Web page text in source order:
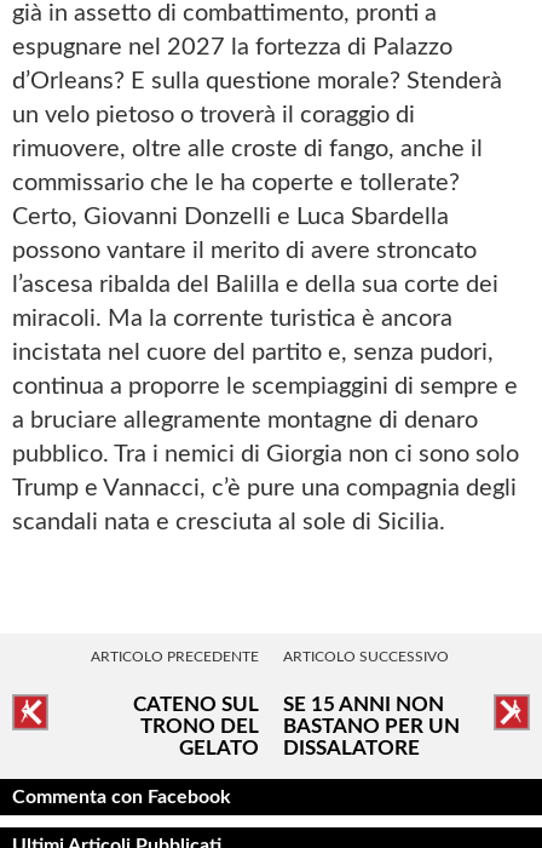
già in assetto di combattimento, pronti a
espugnare nel 2027 la fortezza di Palazzo
d’Orleans? E sulla questione morale? Stenderà
un velo pietoso o troverà il coraggio di
rimuovere, oltre alle croste di fango, anche il
commissario che le ha coperte e tollerate?
Certo, Giovanni Donzelli e Luca Sbardella
possono vantare il merito di avere stroncato
l’ascesa ribalda del Balilla e della sua corte dei
miracoli. Ma la corrente turistica è ancora
incistata nel cuore del partito e, senza pudori,
continua a proporre le scempiaggini di sempre e
a bruciare allegramente montagne di denaro
pubblico. Tra i nemici di Giorgia non ci sono solo
Trump e Vannacci, c’è pure una compagnia degli
scandali nata e cresciuta al sole di Sicilia.
ARTICOLO PRECEDENTE
CATENO SUL
TRONO DEL
GELATO
ARTICOLO SUCCESSIVO
SE 15 ANNI NON
BASTANO PER UN
DISSALATORE
Commenta con Facebook